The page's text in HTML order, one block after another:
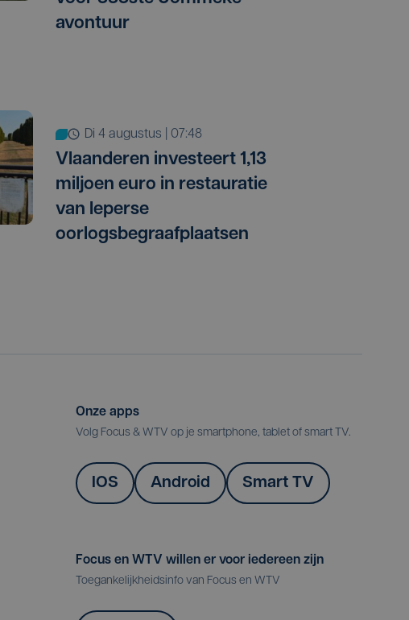
avontuur
di 4 augustus | 07:48
Vlaanderen investeert 1,13
miljoen euro in restauratie
van Ieperse
oorlogsbegraafplaatsen
Onze apps
Volg Focus & WTV op je smartphone, tablet of smart TV.
IOS Android Smart TV
Focus en WTV willen er voor iedereen zijn
Toegankelijkheidsinfo van Focus en WTV